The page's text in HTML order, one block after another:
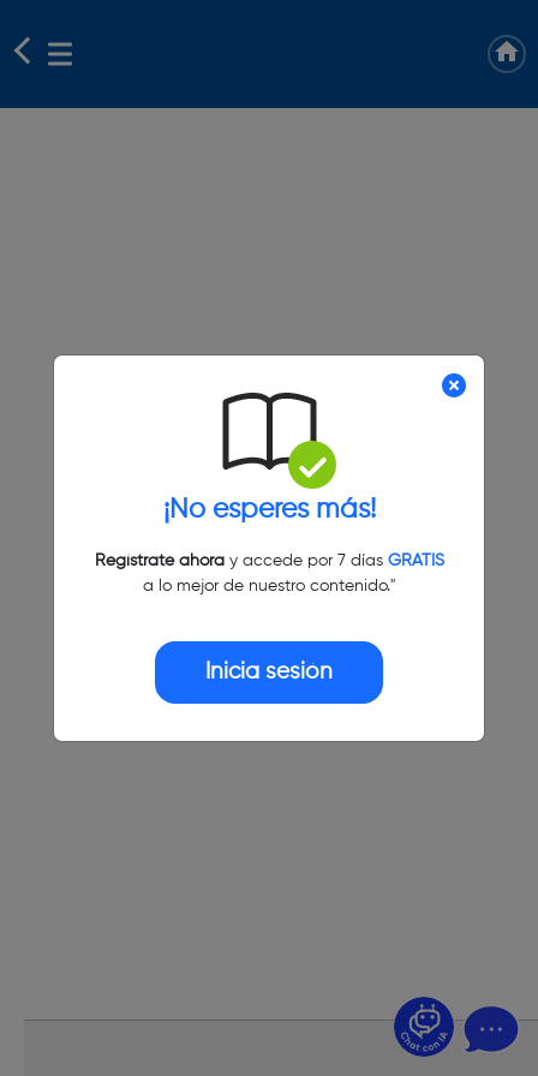
¡No esperes más!
Regístrate ahoray accede por 7 días GRATIS
a lo mejor de nuestro contenido."
Inicia sesión